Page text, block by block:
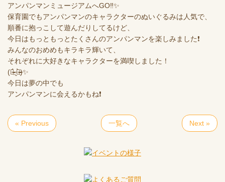
アンパンマンミュージアムへGO‼️✨
保育園でもアンパンマンのキャラクターのぬいぐるみは人気で、
順番に抱っこして遊んだりしてるけど、
今日はもっともっとたくさんのアンパンマンを楽しみました❗️
みんなのおめめもキラキラ輝いて、
それぞれに大好きなキャラクターを満喫しました！
(ㆁ̴̶̷̤́.̮ㆁ̴̶̷̤̀)✨
今日は夢の中でも
アンパンマンに会えるかもね❗️
« Previous 一覧へ Next »